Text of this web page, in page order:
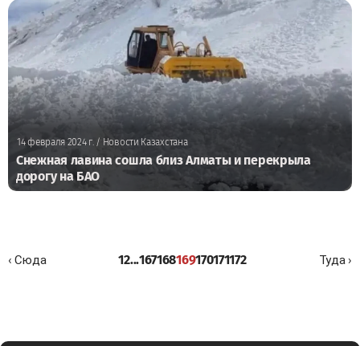
14 февраля 2024 г./ Новости Казахстана
Снежная лавина сошла близ Алматы и перекрыла
дорогу на БАО
‹ Сюда 12...167168169170171172 Туда ›